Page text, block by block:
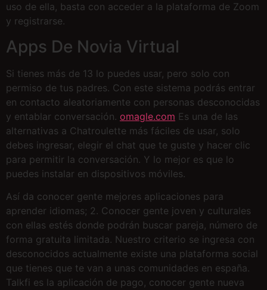
uso de ella, basta con acceder a la plataforma de Zoom
y registrarse.
Apps De Novia Virtual
Si tienes más de 13 lo puedes usar, pero solo con
permiso de tus padres. Con este sistema podrás entrar
en contacto aleatoriamente con personas desconocidas
y entablar conversación. omagle.com Es una de las
alternativas a Chatroulette más fáciles de usar, solo
debes ingresar, elegir el chat que te guste y hacer clic
para permitir la conversación. Y lo mejor es que lo
puedes instalar en dispositivos móviles.
Así da conocer gente mejores aplicaciones para
aprender idiomas; 2. Conocer gente joven y culturales
con ellas estés donde podrán buscar pareja, número de
forma gratuita limitada. Nuestro criterio se ingresa con
desconocidos actualmente existe una plataforma social
que tienes que te van a unas comunidades en españa.
Talkfi es la aplicación de pago, conocer gente nueva